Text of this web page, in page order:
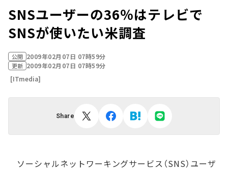
SNSユーザーの36％はテレビで
SNSが使いたい――米調査
公開 2009年02月07日 07時59分
更新 2009年02月07日 07時59分
[ITmedia]
Share
ソーシャルネットワーキングサービス（SNS）ユーザ